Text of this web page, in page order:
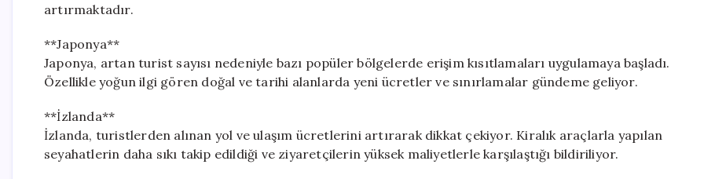
artırmaktadır.
**Japonya**
Japonya, artan turist sayısı nedeniyle bazı popüler bölgelerde erişim kısıtlamaları uygulamaya başladı.
Özellikle yoğun ilgi gören doğal ve tarihi alanlarda yeni ücretler ve sınırlamalar gündeme geliyor.
**İzlanda**
İzlanda, turistlerden alınan yol ve ulaşım ücretlerini artırarak dikkat çekiyor. Kiralık araçlarla yapılan
seyahatlerin daha sıkı takip edildiği ve ziyaretçilerin yüksek maliyetlerle karşılaştığı bildiriliyor.